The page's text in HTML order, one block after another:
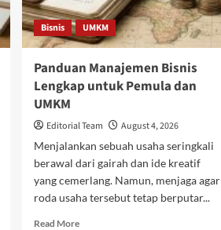
Bisnis UMKM
Panduan Manajemen Bisnis
Lengkap untuk Pemula dan
UMKM
Editorial Team
August 4, 2026
Menjalankan sebuah usaha seringkali
berawal dari gairah dan ide kreatif
yang cemerlang. Namun, menjaga agar
roda usaha tersebut tetap berputar...
Read MoreRead